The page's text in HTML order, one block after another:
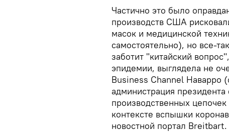
Частично это было
производств США
масок и медицинской
самостоятельно), но все-
заботит "китайский
эпидемии, выглядела не
Business Channel Наварро
администрация
производственных
контексте вспышки
новостной портал Breitbart.